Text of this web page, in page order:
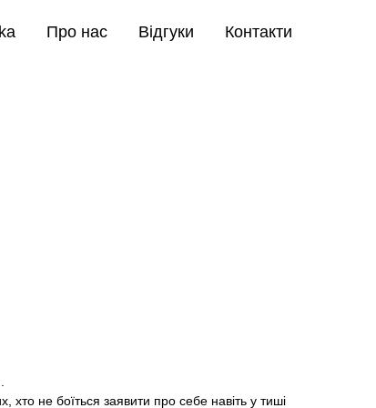
Про нас Відгуки Контакти
хто не боїться заявити про себе навіть у тиші